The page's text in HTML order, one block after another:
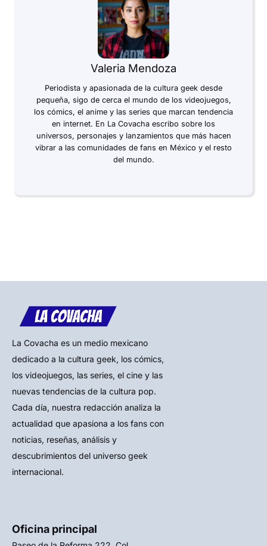
Valeria Mendoza
Periodista y apasionada de la cultura geek desde
pequeña, sigo de cerca el mundo de los videojuegos,
los cómics, el anime y las series que marcan tendencia
en internet. En La Covacha escribo sobre los
universos, personajes y lanzamientos que más hacen
vibrar a las comunidades de fans en México y el resto
del mundo.
La Covacha es un medio mexicano
dedicado a la cultura geek, los cómics,
los videojuegos, las series, el cine y las
nuevas tendencias de la cultura pop.
Cada día, nuestra redacción analiza la
actualidad que apasiona a los fans con
noticias, reseñas, análisis y
descubrimientos del universo geek
internacional.
Oficina principal